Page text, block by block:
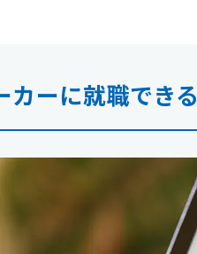
カーに就職できる